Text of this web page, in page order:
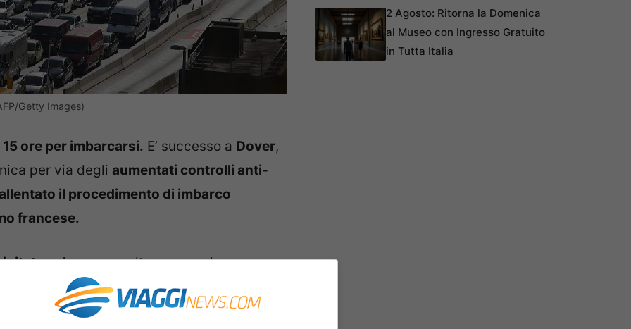
Getty Images)
ore per imbarcarsi. E’ successo a Dover,
per via degli aumentati controlli anti-
il procedimento di imbarco
francese.
nel caose molte persone hanno
di rallentare tutto per via dell’uscita
2 Agosto: Ritorna la Domenica
al Museo con Ingresso Gratuito
in Tutta Italia